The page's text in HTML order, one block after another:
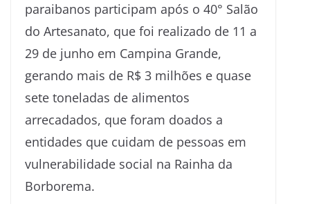
paraibanos participam após o 40° Salão
do Artesanato, que foi realizado de 11 a
29 de junho em Campina Grande,
gerando mais de R$ 3 milhões e quase
sete toneladas de alimentos
arrecadados, que foram doados a
entidades que cuidam de pessoas em
vulnerabilidade social na Rainha da
Borborema.